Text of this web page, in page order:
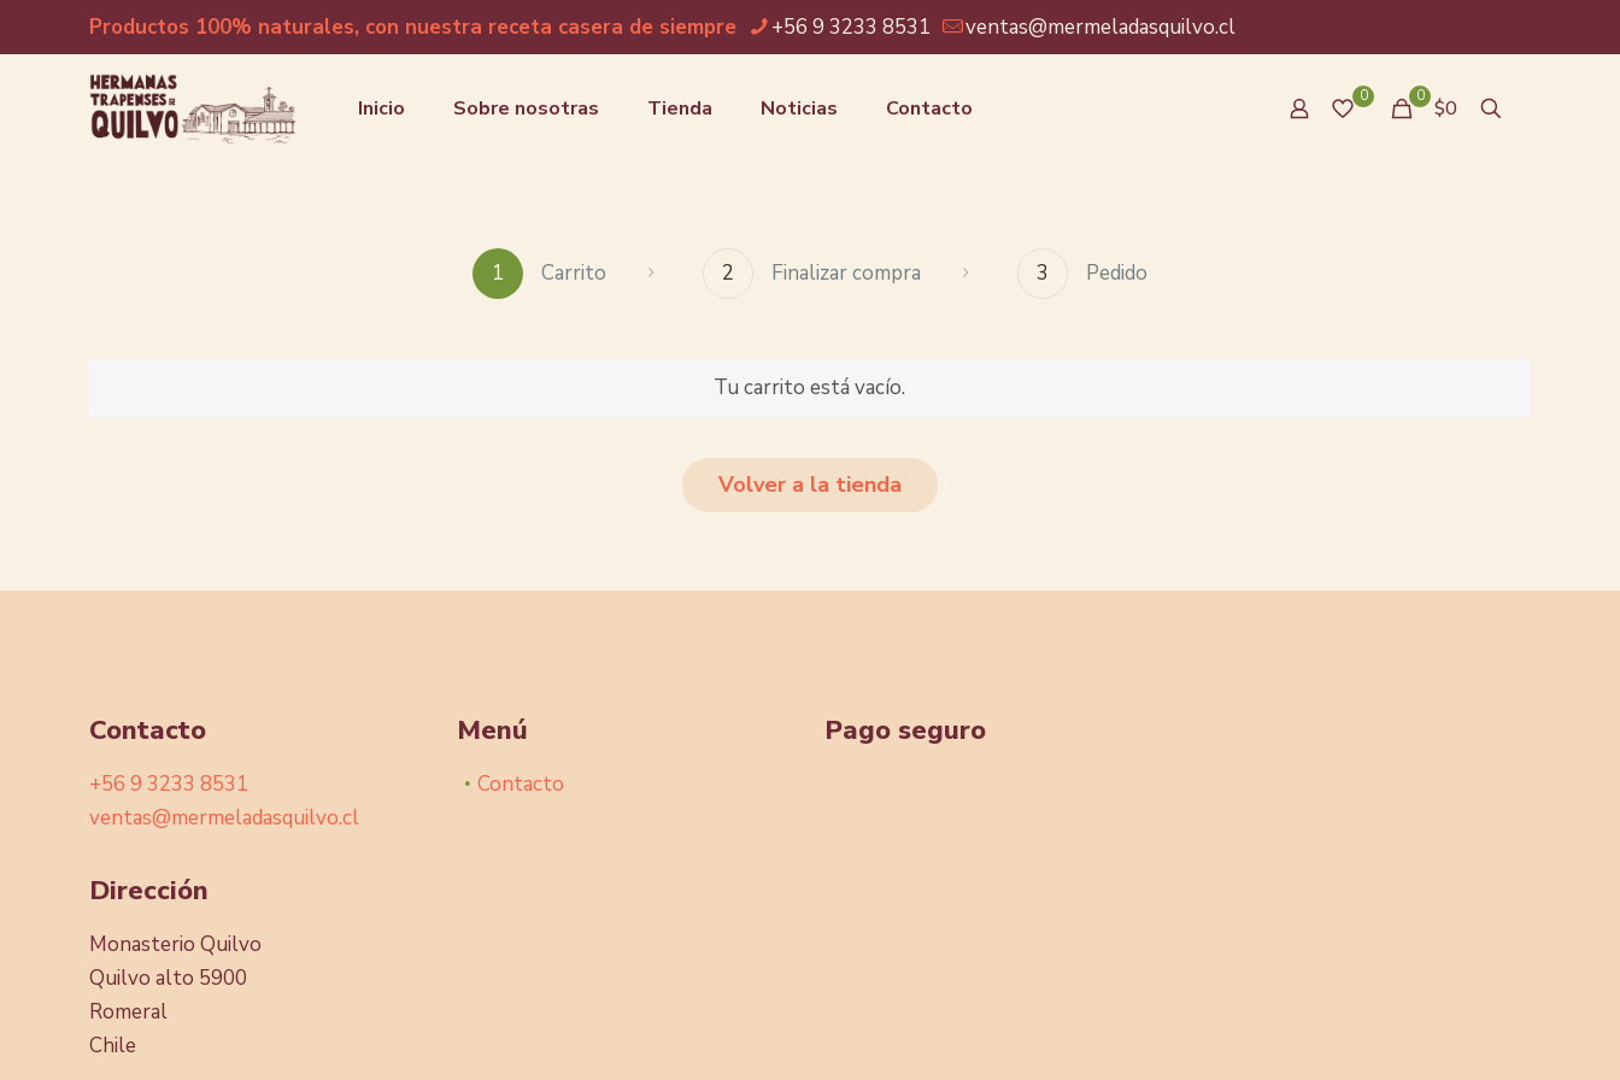
Productos 100% naturales, con nuestra receta casera de siempre +56 9 3233 8531 ventas@mermeladasquilvo.cl
Inicio Sobre nosotras Tienda Noticias Contacto 0 0 $0
1 Carrito 2 Finalizar compra 3 Pedido
Tu carrito está vacío.
Volver a la tienda
Contacto
+56 9 3233 8531
ventas@mermeladasquilvo.cl
Dirección
Monasterio Quilvo
Quilvo alto 5900
Romeral
Chile
Menú
Contacto
Pago seguro